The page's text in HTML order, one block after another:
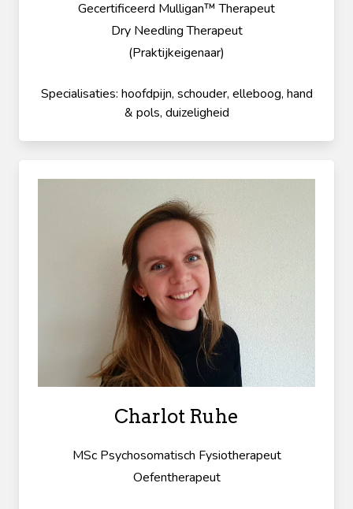
Gecertificeerd Mulligan™ Therapeut
Dry Needling Therapeut
(Praktijkeigenaar)
Specialisaties: hoofdpijn, schouder, elleboog, hand
& pols, duizeligheid
Charlot Ruhe
MSc Psychosomatisch Fysiotherapeut
Oefentherapeut